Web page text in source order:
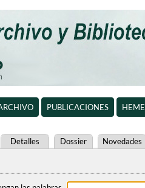
PUBLICACIONES
Detalles Dossier Novedades